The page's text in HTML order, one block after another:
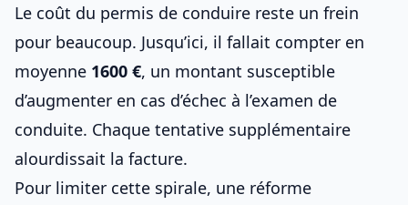
Le coût du permis de conduire reste un frein
pour beaucoup. Jusqu’ici, il fallait compter en
moyenne 1600 €, un montant susceptible
d’augmenter en cas d’échec à l’examen de
conduite. Chaque tentative supplémentaire
alourdissait la facture.
Pour limiter cette spirale, une réforme